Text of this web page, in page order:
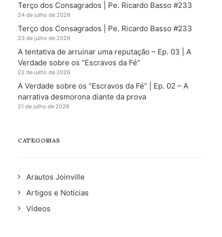
Terço dos Consagrados | Pe. Ricardo Basso #233
24 de julho de 2026
Terço dos Consagrados | Pe. Ricardo Basso #233
23 de julho de 2026
A tentativa de arruinar uma reputação – Ep. 03 | A
Verdade sobre os “Escravos da Fé”
22 de julho de 2026
A Verdade sobre os “Escravos da Fé” | Ep. 02 – A
narrativa desmorona diante da prova
21 de julho de 2026
CATEGORIAS
Arautos Joinville
Artigos e Notícias
Vídeos